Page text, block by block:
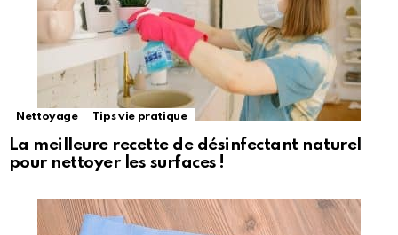
Nettoyage Tips vie pratique
La meilleure recette de désinfectant naturel
pour nettoyer les surfaces !